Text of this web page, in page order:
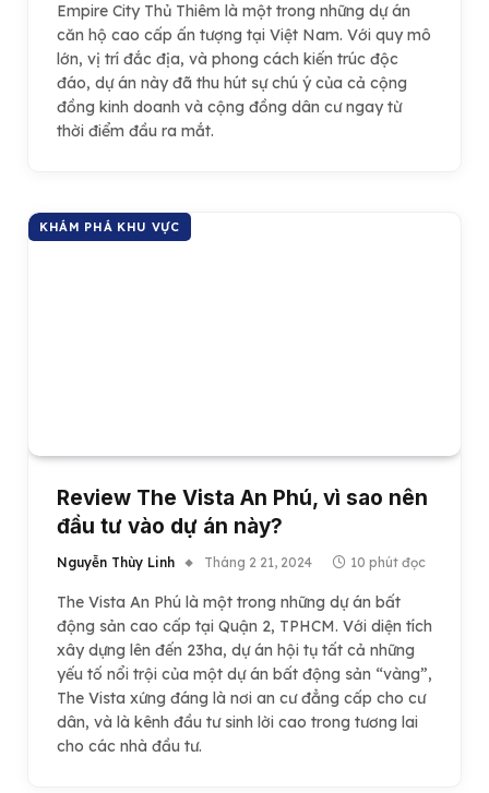
Empire City Thủ Thiêm là một trong những dự án
căn hộ cao cấp ấn tượng tại Việt Nam. Với quy mô
lớn, vị trí đắc địa, và phong cách kiến trúc độc
đáo, dự án này đã thu hút sự chú ý của cả cộng
đồng kinh doanh và cộng đồng dân cư ngay từ
thời điểm đầu ra mắt.
KHÁM PHÁ KHU VỰC
Review The Vista An Phú, vì sao nên
đầu tư vào dự án này?
Nguyễn Thùy Linh Tháng 2 21, 2024 10 phút đọc
The Vista An Phú là một trong những dự án bất
động sản cao cấp tại Quận 2, TPHCM. Với diện tích
xây dựng lên đến 23ha, dự án hội tụ tất cả những
yếu tố nổi trội của một dự án bất động sản “vàng”,
The Vista xứng đáng là nơi an cư đẳng cấp cho cư
dân, và là kênh đầu tư sinh lời cao trong tương lai
cho các nhà đầu tư.